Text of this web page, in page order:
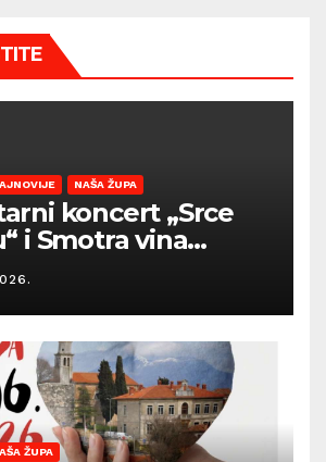
NAŠA ŽUPA
koncert „Srce
i Smotra vina
otvaraju
događanja
ŽUPA